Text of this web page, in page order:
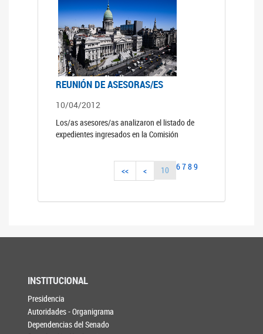
REUNIÓN DE ASESORAS/ES
10/04/2012
Los/as asesores/as analizaron el listado de
expedientes ingresados en la Comisión
<< < 6789
10
INSTITUCIONAL
Presidencia
Autoridades - Organigrama
Dependencias del Senado